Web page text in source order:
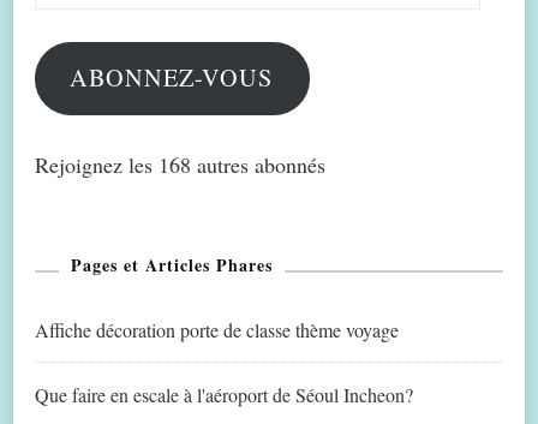
ABONNEZ-VOUS
Rejoignez les 168 autres abonnés
Pages et Articles Phares
Affiche décoration porte de classe thème voyage
Que faire en escale à l'aéroport de Séoul Incheon?